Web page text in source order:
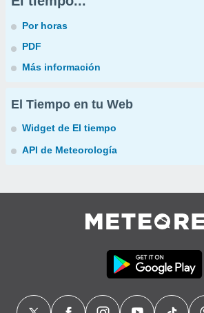
Por horas
PDF
Más información
El Tiempo en tu Web
Widget de El tiempo
API de Meteorología